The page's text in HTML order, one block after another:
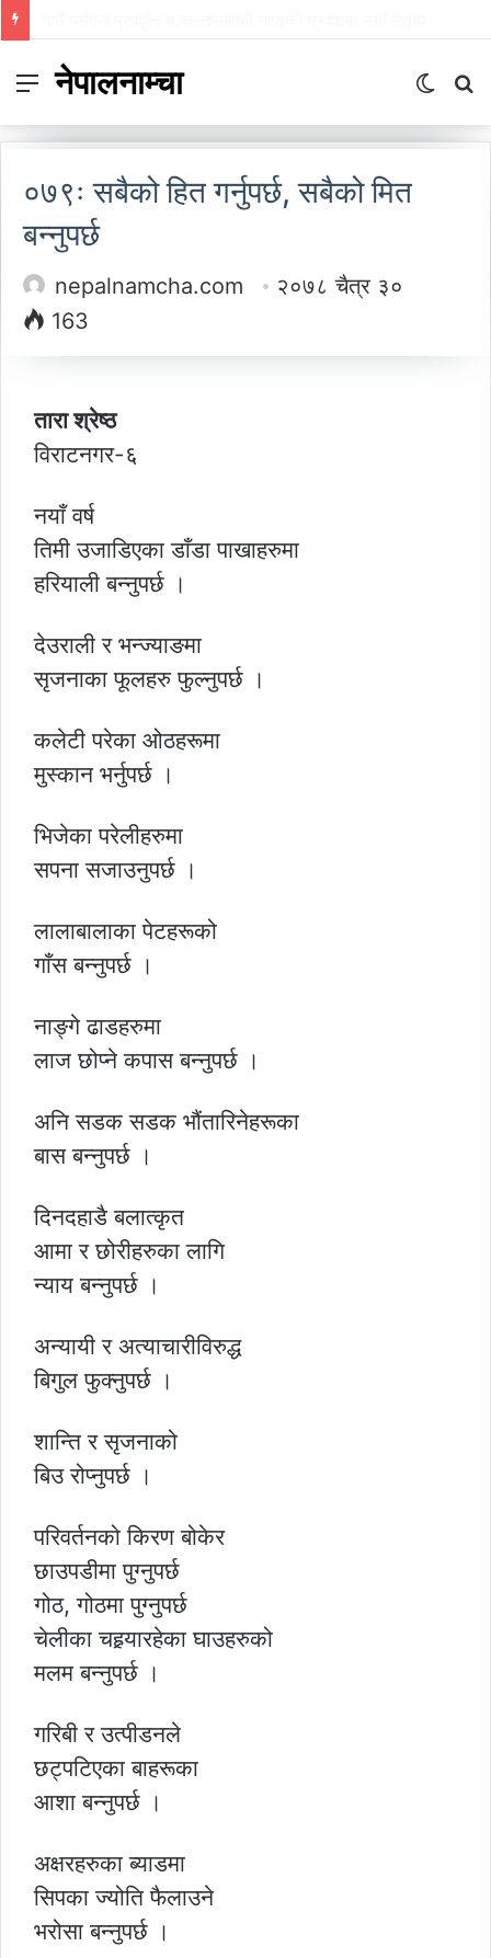
Menu
नेपालनाम्चा
Switch
०७९ः सबैको हित गर्नुपर्छ, सबैको मित
बन्नुपर्छ
nepalnamcha.com
२०७८ चैत्र ३०
163
तारा श्रेष्ठ
विराटनगर-६
नयाँ वर्ष
तिमी उजाडिएका डाँडा पाखाहरुमा
हरियाली बन्नुपर्छ ।
देउराली र भन्ज्याङमा
सृजनाका फूलहरु फुल्नुपर्छ ।
कलेटी परेका ओठहरूमा
मुस्कान भर्नुपर्छ ।
भिजेका परेलीहरुमा
सपना सजाउनुपर्छ ।
लालाबालाका पेटहरूको
गाँस बन्नुपर्छ ।
नाङ्गे ढाडहरुमा
लाज छोप्ने कपास बन्नुपर्छ ।
अनि सडक सडक भौंतारिनेहरूका
बास बन्नुपर्छ ।
दिनदहाडै बलात्कृत
आमा र छोरीहरुका लागि
न्याय बन्नुपर्छ ।
अन्यायी र अत्याचारीविरुद्ध
बिगुल फुक्नुपर्छ ।
शान्ति र सृजनाको
बिउ रोप्नुपर्छ ।
परिवर्तनको किरण बोकेर
छाउपडीमा पुग्नुपर्छ
गोठ, गोठमा पुग्नुपर्छ
चेलीका चहर्‍यारहेका घाउहरुको
मलम बन्नुपर्छ ।
गरिबी र उत्पीडनले
छट्पटिएका बाहरूका
आशा बन्नुपर्छ ।
अक्षरहरुका ब्याडमा
सिपका ज्योति फैलाउने
भरोसा बन्नुपर्छ ।